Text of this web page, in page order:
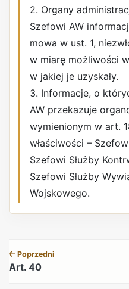
2. Organy
Szefowi AW
mowa w ust. 1,
w miarę możliwości
w jakiej je uzyskały.
3. Informacje, o
AW przekazuje
wymienionym w art.
właściwości –
Szefowi Służby
Szefowi Służby
Wojskowego.
Poprzedni
Art. 40